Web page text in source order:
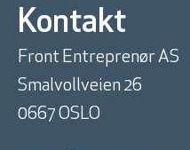
Kontakt
Front Entreprenør AS
Smalvollveien 26
0667 OSLO